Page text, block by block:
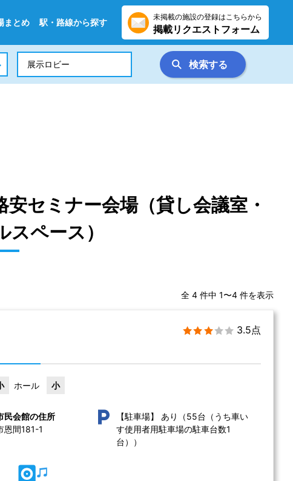
まとめ 駅・路線から探す
未掲載の施設の登録はこちらから
掲載リクエストフォーム
検索する
セミナー会場（貸し会議室・
ペース）
全 4 件中 1〜4 件を表示
3.5点
ホール 小
民会館の住所
恩間181-1
【駐車場】
あり（55台（うち車い
す使用者用駐車場の駐車台数1
台））